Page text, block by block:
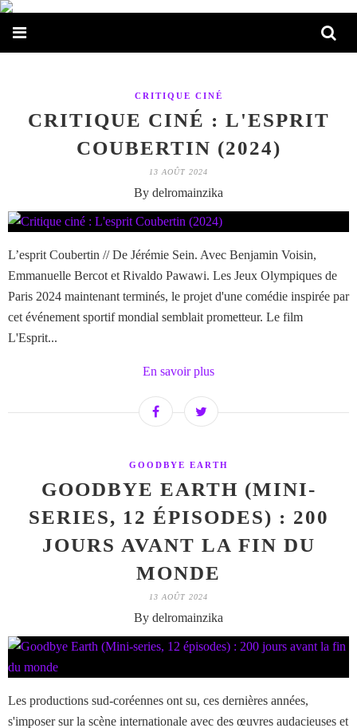
CRITIQUE CINÉ
CRITIQUE CINÉ : L'ESPRIT
COUBERTIN (2024)
13 AOÛT 2024
By delromainzika
L’esprit Coubertin // De Jérémie Sein. Avec Benjamin Voisin,
Emmanuelle Bercot et Rivaldo Pawawi. Les Jeux Olympiques de
Paris 2024 maintenant terminés, le projet d'une comédie inspirée par
cet événement sportif mondial semblait prometteur. Le film
L'Esprit...
En savoir plus
GOODBYE EARTH
GOODBYE EARTH (MINI-
SERIES, 12 ÉPISODES) : 200
JOURS AVANT LA FIN DU
MONDE
13 AOÛT 2024
By delromainzika
Les productions sud-coréennes ont su, ces dernières années,
s'imposer sur la scène internationale avec des œuvres audacieuses et